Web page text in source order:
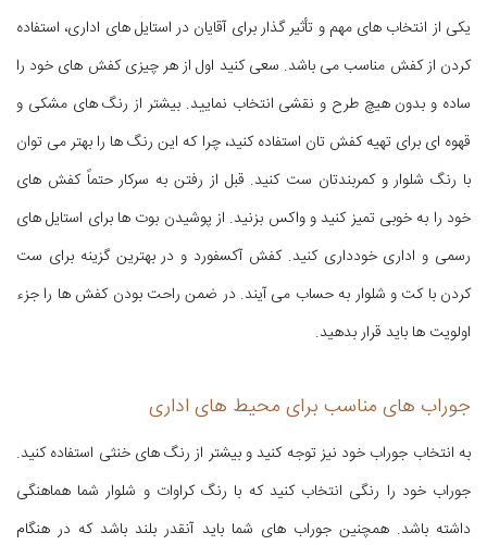
یکی از انتخاب های مهم و تأثیر گذار برای آقایان در استایل های اداری، استفاده
کردن از کفش مناسب می باشد. سعی کنید اول از هر چیزی کفش های خود را
ساده و بدون هیچ طرح و نقشی انتخاب نمایید. بیشتر از رنگ های مشکی و
قهوه ای برای تهیه کفش تان استفاده کنید، چرا که این رنگ ها را بهتر می توان
با رنگ شلوار و کمربندتان ست کنید. قبل از رفتن به سرکار حتماً کفش های
خود را به خوبی تمیز کنید و واکس بزنید. از پوشیدن بوت ها برای استایل های
رسمی و اداری خودداری کنید. کفش آکسفورد و در بهترین گزینه برای ست
کردن با کت و شلوار به حساب می آیند. در ضمن راحت بودن کفش ها را جزء
اولویت ها باید قرار بدهید.
جوراب های مناسب برای محیط های اداری
به انتخاب جوراب خود نیز توجه کنید و بیشتر از رنگ های خنثی استفاده کنید.
جوراب خود را رنگی انتخاب کنید که با رنگ کراوات و شلوار شما هماهنگی
داشته باشد. همچنین جوراب های شما باید آنقدر بلند باشد که در هنگام